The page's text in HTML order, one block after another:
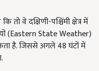
तो वे दक्षिणी-पश्चिंमी क्षेत्र में
(Eastern State Weather)
है. जिससे अगले 48 घंटों में